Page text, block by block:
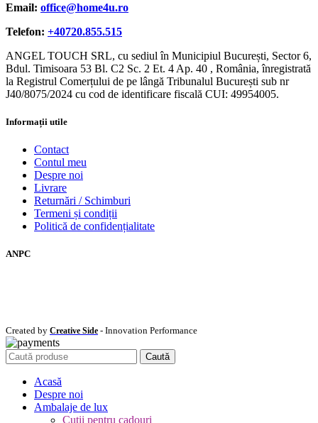
Email: office@home4u.ro
Telefon: +40720.855.515
ANGEL TOUCH SRL, cu sediul în Municipiul București, Sector 6,
Bdul. Timisoara 53 Bl. C2 Sc. 2 Et. 4 Ap. 40 , România, înregistrată
la Registrul Comerțului de pe lângă Tribunalul București sub nr
J40/8075/2024 cu cod de identificare fiscală CUI: 49954005.
Informații utile
Contact
Contul meu
Despre noi
Livrare
Returnări / Schimburi
Termeni și condiții
Politică de confidențialitate
ANPC
Created by Creative Side - Innovation Performance
Caută
Acasă
Despre noi
Ambalaje de lux
Cutii pentru cadouri